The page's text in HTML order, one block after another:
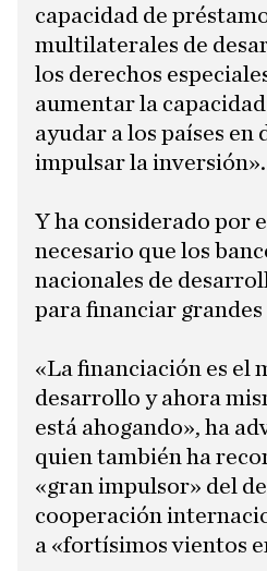
capacidad de
multilaterales de
los derechos
aumentar la
ayudar a los países en
impulsar la inversión».
Y ha considerado por
necesario que los
nacionales de
para financiar
«La financiación es el
desarrollo y ahora
está ahogando», ha
quien también ha
«gran impulsor» del
cooperación
a «fortísimos vientos